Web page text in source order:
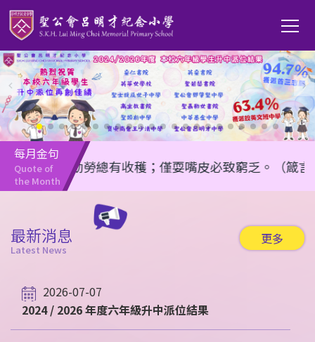
移至主內容
Main
每月金句
Quote of
the Month
任何勤勞總有收穫；僅耍嘴皮必致窮乏。（箴言
最新消息
Latest News
更多
2026-07-07
2024 / 2026 年度六年級升中派位結果